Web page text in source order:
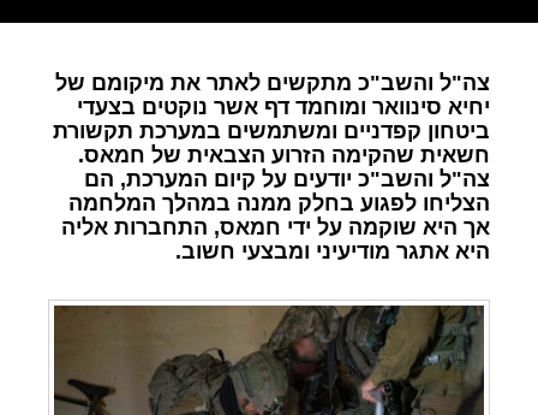
צה"ל והשב"כ מתקשים לאתר את מיקומם של
יחיא סינוואר ומוחמד דף אשר נוקטים בצעדי
ביטחון קפדניים ומשתמשים במערכת תקשורת
חשאית שהקימה הזרוע הצבאית של חמאס.
צה"ל והשב"כ יודעים על קיום המערכת, הם
הצליחו לפגוע בחלק ממנה במהלך המלחמה
אך היא שוקמה על ידי חמאס, התחברות אליה
היא אתגר מודיעיני ומבצעי חשוב.